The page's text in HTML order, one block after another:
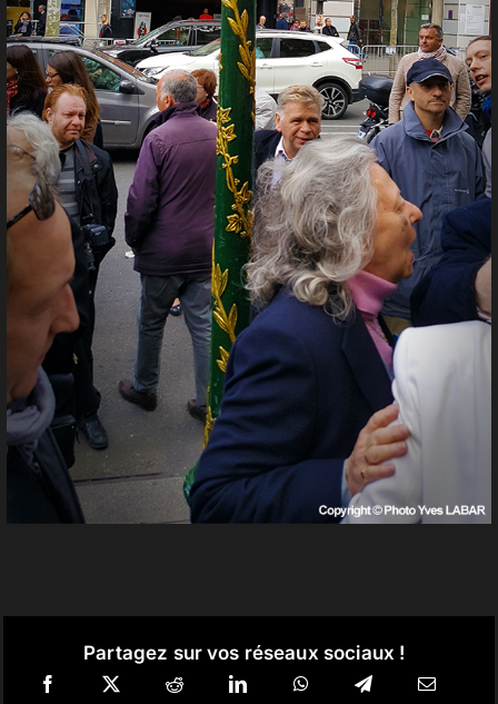
Partagez sur vos réseaux sociaux !